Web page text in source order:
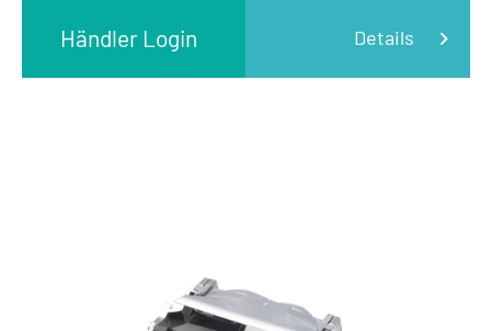
Händler Login Details